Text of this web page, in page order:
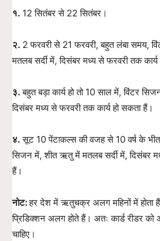
१. 12 सितंबर से 22 सितंबर।
२. 2 फरवरी से 21 फरवरी, बहुत लंबा समय,
मतलब सर्दी में, दिसंबर मध्य से फरवरी तक
३.बहुत बड़ा कार्य हो तो 10 साल में, विंटर
दिसंबर मध्य से फरवरी तक कार्य हो सकता हैं।
४.सूट 10 पेंटाकल्स की वजह से 10 वर्ष के
सिजन में, शीत ऋतु में मतलब सर्दी में, दिसंबर
हैं।
नोट:हर देश में ऋतुचक्र अलग महिनों में होता
प्रिडिक्शन अलग होते हैं। अतः कार्ड रीडर
चाहिए।